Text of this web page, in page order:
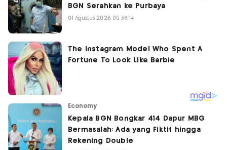
BGN Serahkan ke Purbaya
01 Agustus 2026 00:36:14
Economy
Kepala BGN Bongkar 414 Dapur MBG
Bermasalah: Ada yang Fiktif hingga
Rekening Double